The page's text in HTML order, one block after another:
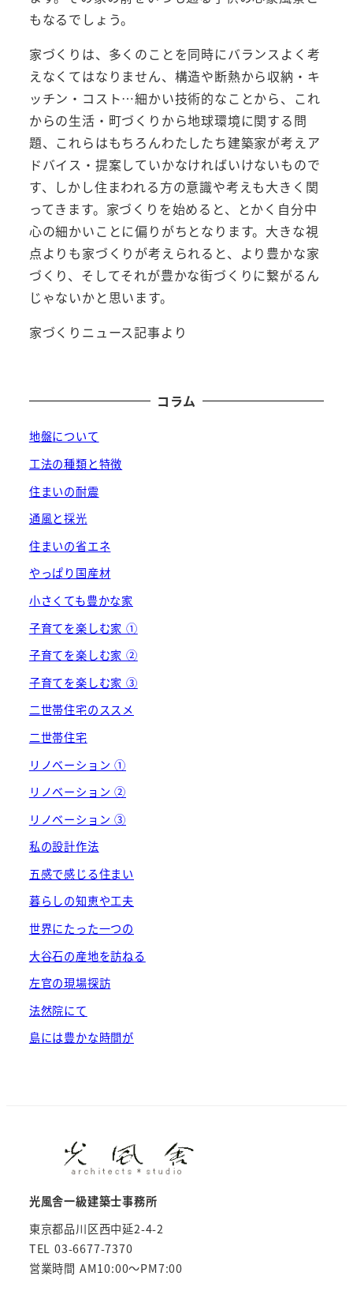
もなるでしょう。
家づくりは、多くのことを同時にバランスよく考
えなくてはなりません、構造や断熱から収納・キ
ッチン・コスト…細かい技術的なことから、これ
からの生活・町づくりから地球環境に関する問
題、これらはもちろんわたしたち建築家が考えア
ドバイス・提案していかなければいけないもので
す、しかし住まわれる方の意識や考えも大きく関
ってきます。家づくりを始めると、とかく自分中
心の細かいことに偏りがちとなります。大きな視
点よりも家づくりが考えられると、より豊かな家
づくり、そしてそれが豊かな街づくりに繋がるん
じゃないかと思います。
家づくりニュース記事より
コラム
地盤について
工法の種類と特徴
住まいの耐震
通風と採光
住まいの省エネ
やっぱり国産材
小さくても豊かな家
子育てを楽しむ家 ①
子育てを楽しむ家 ②
子育てを楽しむ家 ③
二世帯住宅のススメ
二世帯住宅
リノベーション ①
リノベーション ②
リノベーション ③
私の設計作法
五感で感じる住まい
暮らしの知恵や工夫
世界にたった一つの
大谷石の産地を訪ねる
左官の現場探訪
法然院にて
島には豊かな時間が
光風舎一級建築士事務所
東京都品川区西中延2-4-2
TEL 03-6677-7370
営業時間 AM10:00～PM7:00